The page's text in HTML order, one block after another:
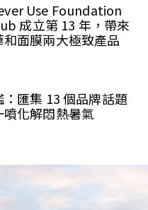
Use Foundation
成立第 13 年，帶來
面膜兩大極致產品
匯集 13 個品牌話題
化解悶熱暑氣